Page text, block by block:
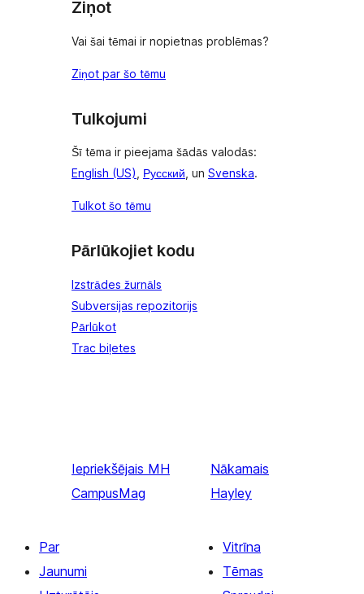
Ziņot
Vai šai tēmai ir nopietnas problēmas?
Ziņot par šo tēmu
Tulkojumi
Šī tēma ir pieejama šādās valodās:
English (US), Русский, un Svenska.
Tulkot šo tēmu
Pārlūkojiet kodu
Izstrādes žurnāls
Subversijas repozitorijs
Pārlūkot
Trac biļetes
Iepriekšējais MH
CampusMag
Nākamais
Hayley
Par
Jaunumi
Vitrīna
Tēmas